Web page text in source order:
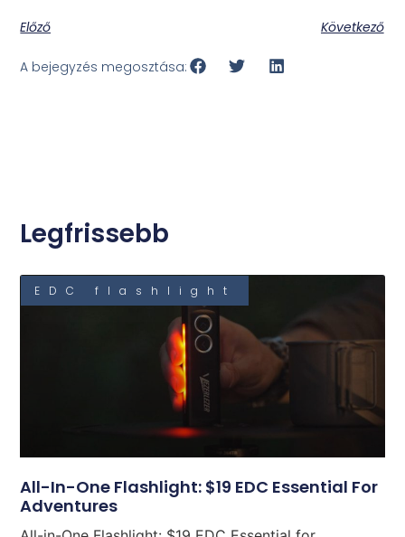
Előző Következő
A bejegyzés megosztása:
Legfrissebb
EDC flashlight
All-In-One Flashlight: $19 EDC Essential For
Adventures